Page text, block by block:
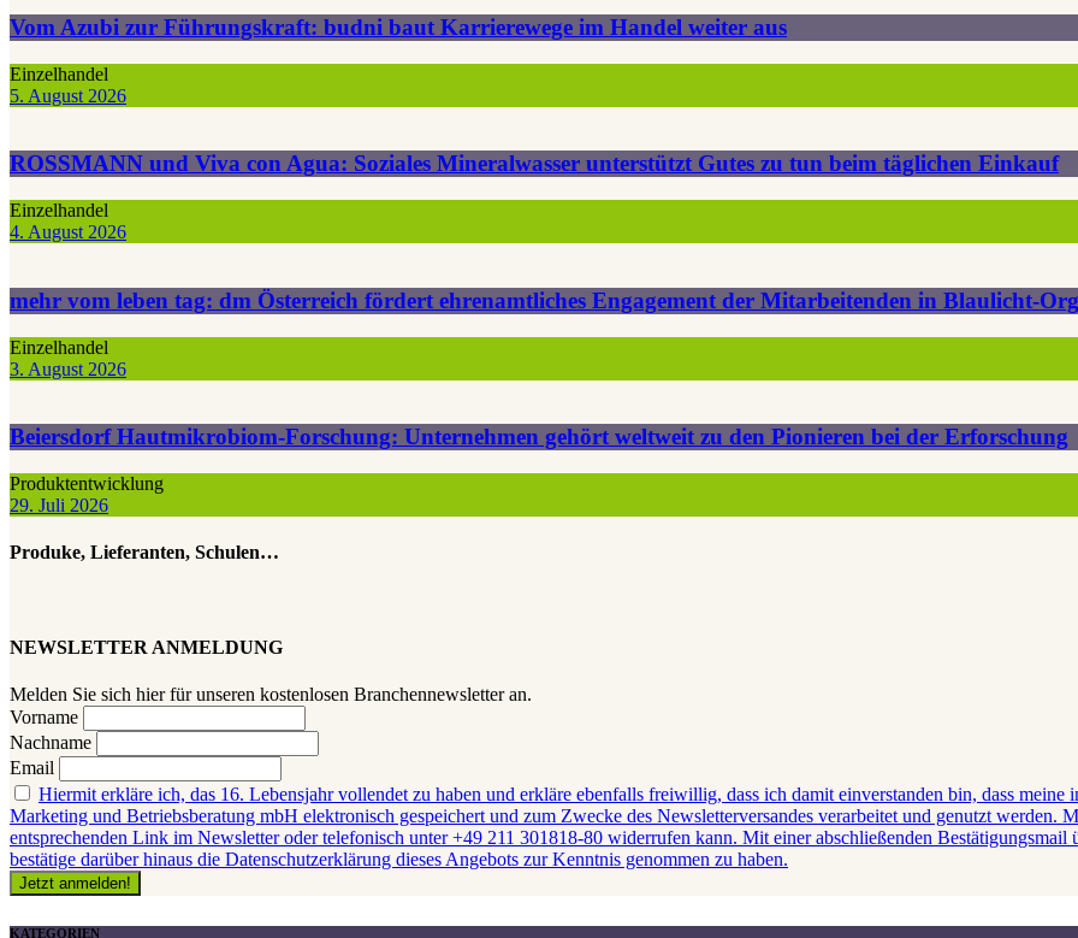
Vom Azubi zur Führungskraft: budni baut Karrierewege im Handel weiter aus
Einzelhandel
5. August 2026
ROSSMANN und Viva con Agua: Soziales Mineralwasser unterstützt Gutes zu tun beim täglichen Einkauf
Einzelhandel
4. August 2026
mehr vom leben tag: dm Österreich fördert ehrenamtliches Engagement der Mitarbeitenden in Blaulicht-
Einzelhandel
3. August 2026
Beiersdorf Hautmikrobiom-Forschung: Unternehmen gehört weltweit zu den Pionieren bei der Erforschung
Produktentwicklung
29. Juli 2026
Produke, Lieferanten, Schulen…
NEWSLETTER ANMELDUNG
Melden Sie sich hier für unseren kostenlosen Branchennewsletter an.
Vorname
Nachname
Email
Hiermit erkläre ich, das 16. Lebensjahr vollendet zu haben und erkläre ebenfalls freiwillig, dass ich damit einverstanden bin, dass
Marketing und Betriebsberatung mbH elektronisch gespeichert und zum Zwecke des Newsletterversandes verarbeitet und genutzt werden.
entsprechenden Link im Newsletter oder telefonisch unter +49 211 301818-80 widerrufen kann. Mit einer abschließenden
bestätige darüber hinaus die Datenschutzerklärung dieses Angebots zur Kenntnis genommen zu haben.
KATEGORIEN